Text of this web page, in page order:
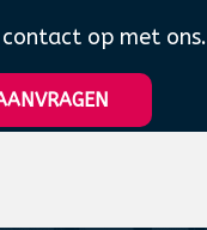
op met ons.